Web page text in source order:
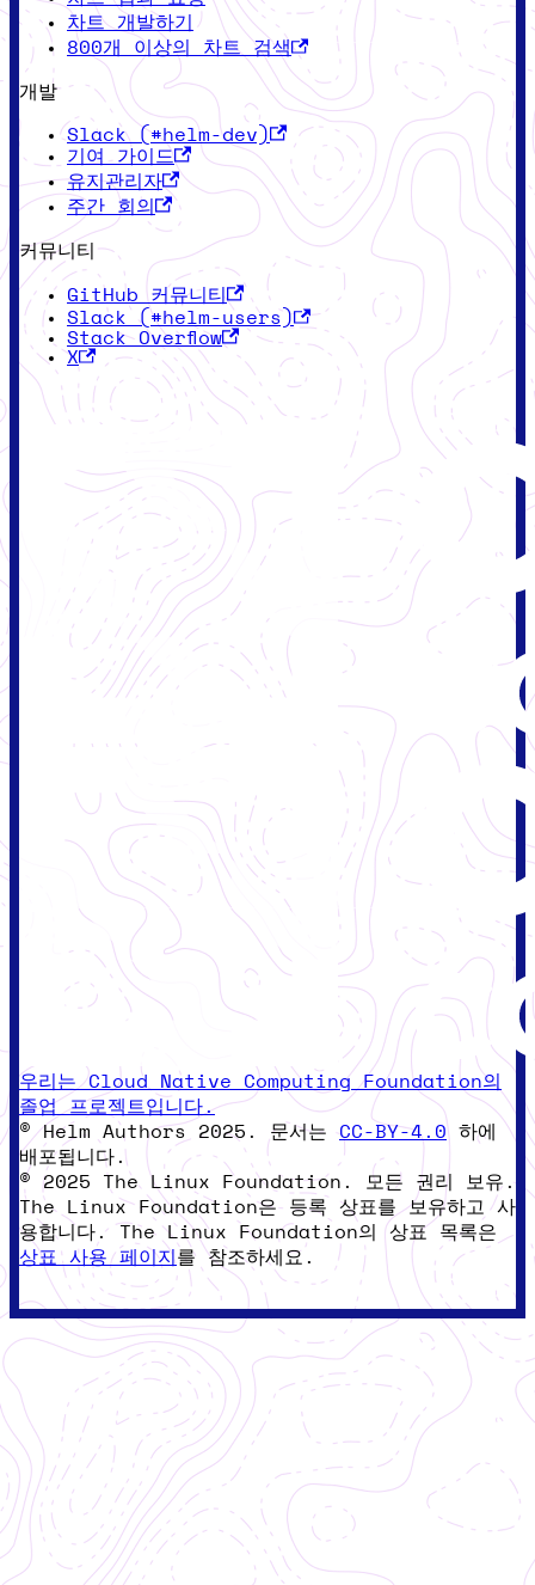
차트 개발하기
800개 이상의 차트 검색
개발
Slack (#helm-dev)
기여 가이드
유지관리자
주간 회의
커뮤니티
GitHub 커뮤니티
Slack (#helm-users)
Stack Overflow
X
우리는 Cloud Native Computing Foundation의
졸업 프로젝트입니다.
© Helm Authors 2025. 문서는CC-BY-4.0하에
배포됩니다.
© 2025 The Linux Foundation. 모든 권리 보유.
The Linux Foundation은 등록 상표를 보유하고 사
용합니다. The Linux Foundation의 상표 목록은
상표 사용 페이지를 참조하세요.